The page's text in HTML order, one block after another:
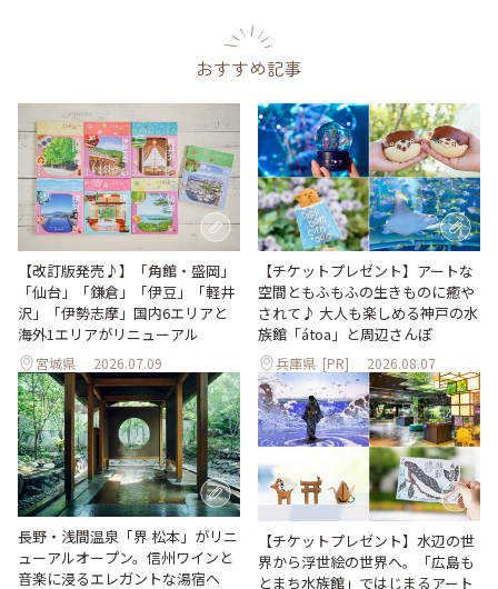
おすすめ記事
【改訂版発売♪】「角館・盛岡」
「仙台」「鎌倉」「伊豆」「軽井
沢」「伊勢志摩」国内6エリアと
海外1エリアがリニューアル
宮城県 2026.07.09
【チケットプレゼント】アートな
空間ともふもふの生きものに癒や
されて♪ 大人も楽しめる神戸の水
族館「átoa」と周辺さんぽ
兵庫県 [PR] 2026.08.07
長野・浅間温泉「界 松本」がリニ
ューアルオープン。信州ワインと
音楽に浸るエレガントな湯宿へ
【チケットプレゼント】水辺の世
界から浮世絵の世界へ。「広島も
とまち水族館」ではじまるアート